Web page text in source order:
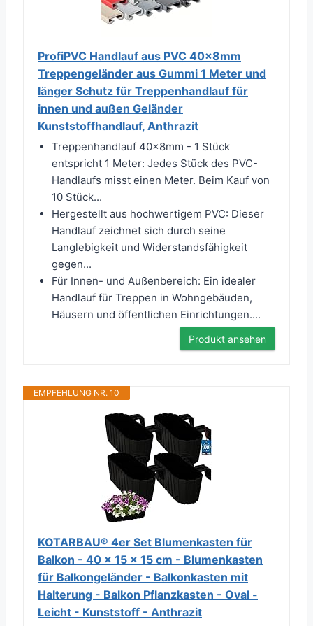
ProfiPVC Handlauf aus PVC 40x8mm
Treppengeländer aus Gummi 1 Meter und
länger Schutz für Treppenhandlauf für
innen und außen Geländer
Kunststoffhandlauf, Anthrazit
Treppenhandlauf 40x8mm - 1 Stück
entspricht 1 Meter: Jedes Stück des PVC-
Handlaufs misst einen Meter. Beim Kauf von
10 Stück...
Hergestellt aus hochwertigem PVC: Dieser
Handlauf zeichnet sich durch seine
Langlebigkeit und Widerstandsfähigkeit
gegen...
Für Innen- und Außenbereich: Ein idealer
Handlauf für Treppen in Wohngebäuden,
Häusern und öffentlichen Einrichtungen....
Produkt ansehen
EMPFEHLUNG NR. 10
KOTARBAU® 4er Set Blumenkasten für
Balkon - 40 x 15 x 15 cm - Blumenkasten
für Balkongeländer - Balkonkasten mit
Halterung - Balkon Pflanzkasten - Oval -
Leicht - Kunststoff - Anthrazit